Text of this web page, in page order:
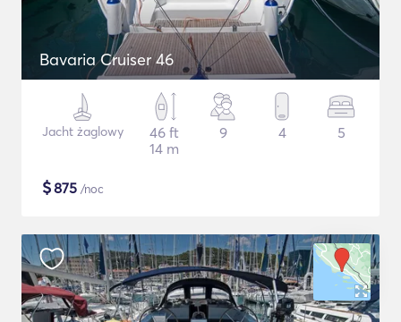
Bavaria Cruiser 46
Jacht żaglowy
46 ft
14 m
9 4 5
$875 /noc